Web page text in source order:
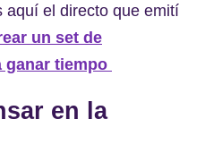
aquí el directo que emití
un set de
ganar tiempo
en la